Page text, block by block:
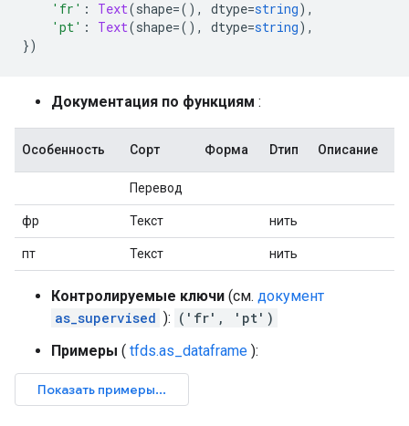
'fr' : Text(shape=(), dtype=string),
'pt' : Text(shape=(), dtype=string),
})
Документация по функциям :
Особенность Сорт Форма Dтип Описание
Перевод
фр Текст нить
пт Текст нить
Контролируемые ключи (см. документ
as_supervised ): ('fr', 'pt')
Примеры ( tfds.as_dataframe ):